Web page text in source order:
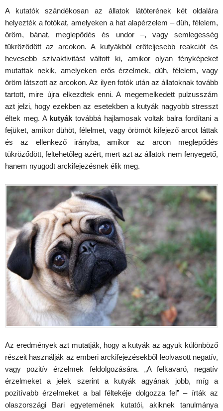
A kutatók szándékosan az állatok látóterének két oldalára
helyezték a fotókat, amelyeken a hat alapérzelem – düh, félelem,
öröm, bánat, meglepődés és undor –, vagy semlegesség
tükröződött az arcokon. A kutyákból erőteljesebb reakciót és
hevesebb szívaktivitást váltott ki, amikor olyan fényképeket
mutattak nekik, amelyeken erős érzelmek, düh, félelem, vagy
öröm látszott az arcokon. Az ilyen fotók után az állatoknak tovább
tartott, mire újra elkezdtek enni. A megemelkedett pulzusszám
azt jelzi, hogy ezekben az esetekben a kutyák nagyobb stresszt
éltek meg. A kutyák továbbá hajlamosak voltak balra fordítani a
fejüket, amikor dühöt, félelmet, vagy örömöt kifejező arcot láttak
és az ellenkező irányba, amikor az arcon meglepődés
tükröződött, feltehetőleg azért, mert azt az állatok nem fenyegető,
hanem nyugodt arckifejezésnek élik meg.
Az eredmények azt mutatják, hogy a kutyák az agyuk különböző
részeit használják az emberi arckifejezésekből leolvasott negatív,
vagy pozitív érzelmek feldolgozására. „A felkavaró, negatív
érzelmeket a jelek szerint a kutyák agyának jobb, míg a
pozitívabb érzelmeket a bal féltekéje dolgozza fel” – írták az
olaszországi Bari egyetemének kutatói, akiknek tanulmánya